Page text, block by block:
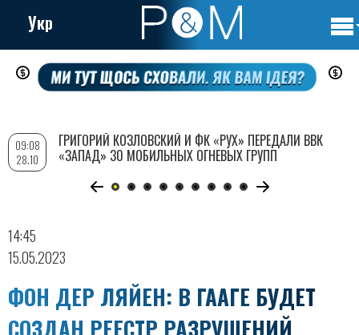
Перейти
содержанию
Укр
14:45
15.05.2023
ФОН ДЕР ЛЯЙЕН: В ГААГЕ БУДЕТ
СОЗДАН РЕЕСТР РАЗРУШЕНИЙ
09:08
28.10
ГРИГОРИЙ КОЗЛОВСКИЙ И ФК «РУХ» ПЕРЕДАЛИ ВВК
«ЗАПАД» 30 МОБИЛЬНЫХ ОГНЕВЫХ ГРУПП